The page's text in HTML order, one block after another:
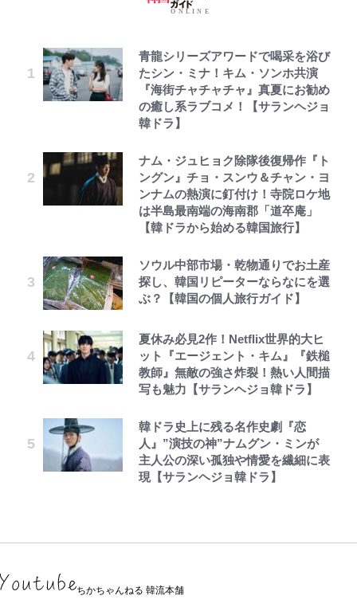
青龍シリーズアワードで喝采を浴び
たシン・ミナ！キム・ソンホ共演
『海街チャチャチャ』真夏にお勧め
の癒し系ラブコメ！【サランヘジョ
韓ドラ】
ナム・ジュヒョク除隊後復帰作『ト
ングン』チョ・スンウ＆チャン・ヨ
ンナムの熱演に釘付け！寺院ロケ地
は半島最南端の海南郡「道卒庵」
【韓ドラから始める韓国旅行】
ソウル中部市場・乾物通りでお土産
探し、韓国リピーターならなにを選
ぶ？【韓国の個人旅行ガイド】
夏休み必見2作！Netflix世界的大ヒ
ット『エージェント・キム』『鉄槌
教師』無敵の強さ炸裂！熱い人間描
写も魅力【サランヘジョ韓ドラ】
韓ドラ史上に残る名作史劇『恋
人』”演技の神”ナムグン・ミンが
主人公の深い孤独や情愛を繊細に表
現【サランヘジョ韓ドラ】
ちかちゃんねる 韓流本舗